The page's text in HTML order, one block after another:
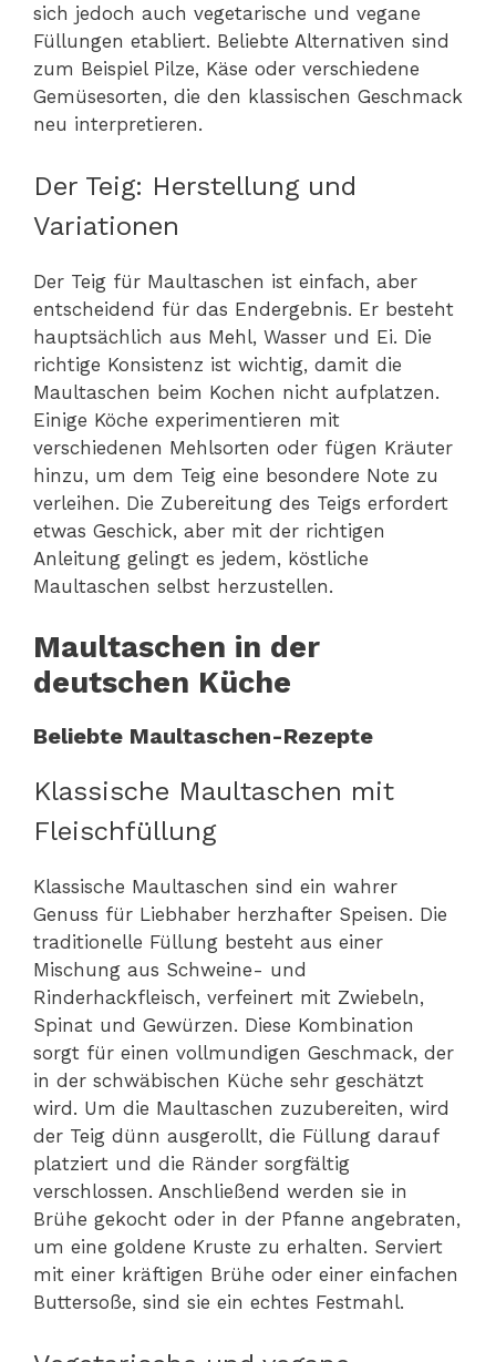
sich jedoch auch vegetarische und vegane
Füllungen etabliert. Beliebte Alternativen sind
zum Beispiel Pilze, Käse oder verschiedene
Gemüsesorten, die den klassischen Geschmack
neu interpretieren.
Der Teig: Herstellung und
Variationen
Der Teig für Maultaschen ist einfach, aber
entscheidend für das Endergebnis. Er besteht
hauptsächlich aus Mehl, Wasser und Ei. Die
richtige Konsistenz ist wichtig, damit die
Maultaschen beim Kochen nicht aufplatzen.
Einige Köche experimentieren mit
verschiedenen Mehlsorten oder fügen Kräuter
hinzu, um dem Teig eine besondere Note zu
verleihen. Die Zubereitung des Teigs erfordert
etwas Geschick, aber mit der richtigen
Anleitung gelingt es jedem, köstliche
Maultaschen selbst herzustellen.
Maultaschen in der
deutschen Küche
Beliebte Maultaschen-Rezepte
Klassische Maultaschen mit
Fleischfüllung
Klassische Maultaschen sind ein wahrer
Genuss für Liebhaber herzhafter Speisen. Die
traditionelle Füllung besteht aus einer
Mischung aus Schweine- und
Rinderhackfleisch, verfeinert mit Zwiebeln,
Spinat und Gewürzen. Diese Kombination
sorgt für einen vollmundigen Geschmack, der
in der schwäbischen Küche sehr geschätzt
wird. Um die Maultaschen zuzubereiten, wird
der Teig dünn ausgerollt, die Füllung darauf
platziert und die Ränder sorgfältig
verschlossen. Anschließend werden sie in
Brühe gekocht oder in der Pfanne angebraten,
um eine goldene Kruste zu erhalten. Serviert
mit einer kräftigen Brühe oder einer einfachen
Buttersoße, sind sie ein echtes Festmahl.